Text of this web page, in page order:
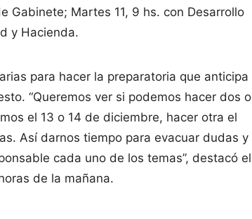
Gabinete; Martes 11, 9 hs. con Desarrollo
y Hacienda.
para hacer la preparatoria que anticipa
“Queremos ver si podemos hacer dos o
el 13 o 14 de diciembre, hacer otra el
Así darnos tiempo para evacuar dudas y
cada uno de los temas”, destacó el
de la mañana.